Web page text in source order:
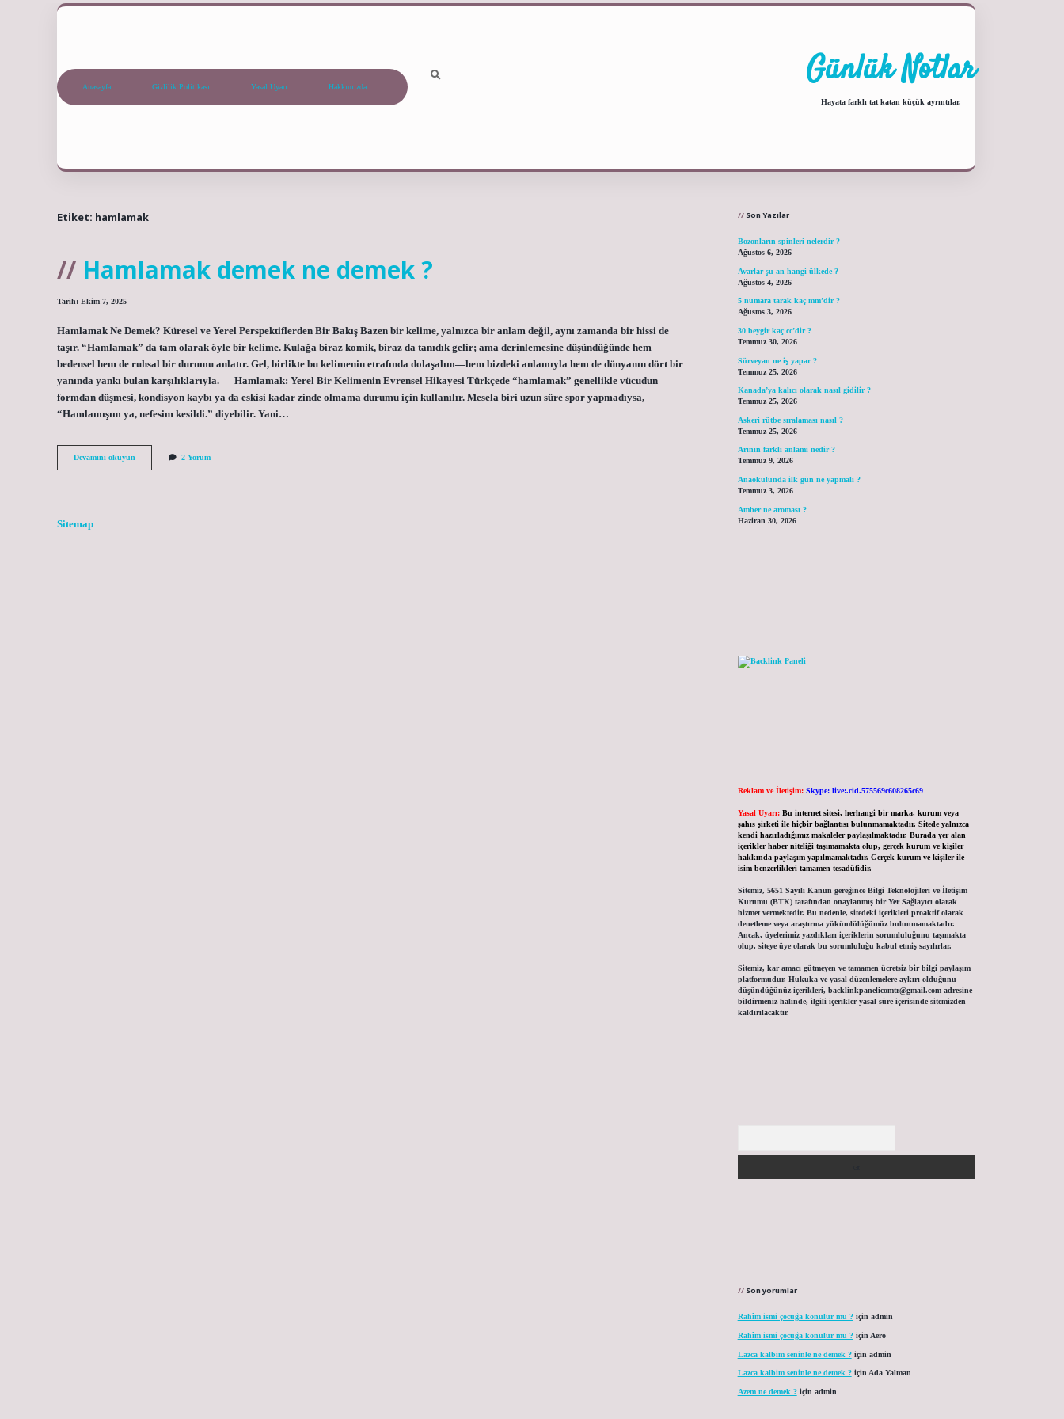
Anasayfa Gizlilik Politikası Yasal Uyarı Hakkımızda Günlük Notlar
Hayata farklı tat katan küçük ayrıntılar.
Etiket: hamlamak
Hamlamak demek ne demek ?
Tarih: Ekim 7, 2025
Hamlamak Ne Demek? Küresel ve Yerel Perspektiflerden Bir Bakış Bazen bir kelime, yalnızca bir anlam değil, aynı zamanda bir hissi de
taşır. “Hamlamak” da tam olarak öyle bir kelime. Kulağa biraz komik, biraz da tanıdık gelir; ama derinlemesine düşündüğünde hem
bedensel hem de ruhsal bir durumu anlatır. Gel, birlikte bu kelimenin etrafında dolaşalım—hem bizdeki anlamıyla hem de dünyanın dört bir
yanında yankı bulan karşılıklarıyla. — Hamlamak: Yerel Bir Kelimenin Evrensel Hikayesi Türkçede “hamlamak” genellikle vücudun
formdan düşmesi, kondisyon kaybı ya da eskisi kadar zinde olmama durumu için kullanılır. Mesela biri uzun süre spor yapmadıysa,
“Hamlamışım ya, nefesim kesildi.” diyebilir. Yani…
Devamını okuyun Hamlamak
demek
2 Yorum
Sitemap
Son Yazılar
Bozonların spinleri nelerdir ?
Ağustos 6, 2026
Avarlar şu an hangi ülkede ?
Ağustos 4, 2026
5 numara tarak kaç mm’dir ?
Ağustos 3, 2026
30 beygir kaç cc’dir ?
Temmuz 30, 2026
Sürveyan ne iş yapar ?
Temmuz 25, 2026
Kanada’ya kalıcı olarak nasıl gidilir ?
Temmuz 25, 2026
Askeri rütbe sıralaması nasıl ?
Temmuz 25, 2026
Arının farklı anlamı nedir ?
Temmuz 9, 2026
Anaokulunda ilk gün ne yapmalı ?
Temmuz 3, 2026
Amber ne aroması ?
Haziran 30, 2026
Reklam ve İletişim: Skype: live:.cid.575569c608265c69
Yasal Uyarı: Bu internet sitesi, herhangi bir marka, kurum veya
şahıs şirketi ile hiçbir bağlantısı bulunmamaktadır. Sitede yalnızca
kendi hazırladığımız makaleler paylaşılmaktadır. Burada yer alan
içerikler haber niteliği taşımamakta olup, gerçek kurum ve kişiler
hakkında paylaşım yapılmamaktadır. Gerçek kurum ve kişiler ile
isim benzerlikleri tamamen tesadüfidir.
Sitemiz, 5651 Sayılı Kanun gereğince Bilgi Teknolojileri ve İletişim
Kurumu (BTK) tarafından onaylanmış bir Yer Sağlayıcı olarak
hizmet vermektedir. Bu nedenle, sitedeki içerikleri proaktif olarak
denetleme veya araştırma yükümlülüğümüz bulunmamaktadır.
Ancak, üyelerimiz yazdıkları içeriklerin sorumluluğunu taşımakta
olup, siteye üye olarak bu sorumluluğu kabul etmiş sayılırlar.
Sitemiz, kar amacı gütmeyen ve tamamen ücretsiz bir bilgi paylaşım
platformudur. Hukuka ve yasal düzenlemelere aykırı olduğunu
düşündüğünüz içerikleri, backlinkpanelicomtr@gmail.comadresine
bildirmeniz halinde, ilgili içerikler yasal süre içerisinde sitemizden
kaldırılacaktır.
Son yorumlar
Rahîm ismi çocuğa konulur mu ?için admin
Rahîm ismi çocuğa konulur mu ?için Aero
Lazca kalbim seninle ne demek ?için admin
Lazca kalbim seninle ne demek ?içinAda Yalman
Azem ne demek ?için admin